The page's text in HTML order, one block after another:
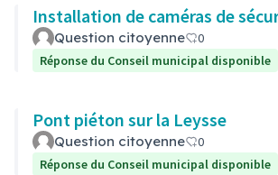
Installation de caméras de
Question citoyenne
0
Réponse du Conseil municipal disponible
Pont piéton sur la Leysse
Question citoyenne
0
Réponse du Conseil municipal disponible